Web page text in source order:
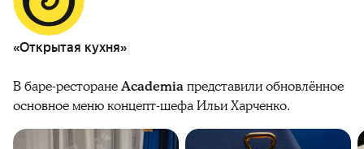
«Открытая кухня»
В баре-ресторанеAcademiaпредставили обновлённое
основное меню концепт-шефа Ильи Харченко.